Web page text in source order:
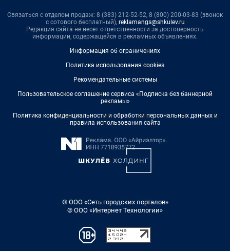
Связаться с отделом продаж: 8 (383) 212-52-52, 8 (800) 200-03-83 (звонок
с сотового бесплатный), reklamangs@shkulev.ru
Редакция сайта не несет ответственности за достоверность
информации, содержащейся в рекламных объявлениях.
Информация об ограничениях
Политика использования cookies
Рекомендательные системы
Пользовательское соглашение сервиса «Подписка без баннерной
рекламы»
Политика конфиденциальности и обработки персональных данных и
правила использования сайта
© ООО «Сеть городских порталов»
© ООО «Интернет Технологии»